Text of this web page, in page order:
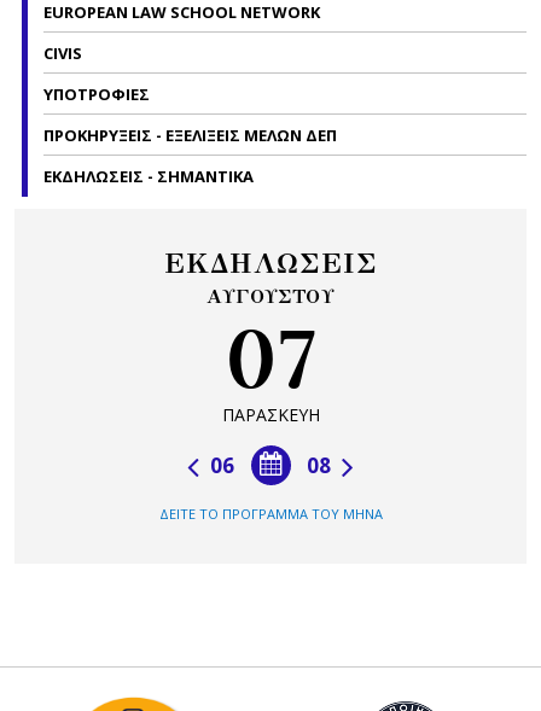
EUROPEAN LAW SCHOOL NETWORK
CIVIS
ΥΠΟΤΡΟΦΙΕΣ
ΠΡΟΚΗΡΥΞΕΙΣ - ΕΞΕΛΙΞΕΙΣ ΜΕΛΩΝ ΔΕΠ
ΕΚΔΗΛΩΣΕΙΣ - ΣΗΜΑΝΤΙΚΑ
ΕΚΔΗΛΩΣΕΙΣ
ΑΥΓΟΥΣΤΟΥ
07
ΠΑΡΑΣΚΕΥΗ
08
06
ΔΕΙΤΕ ΤΟ ΠΡΟΓΡΑΜΜΑ ΤΟΥ ΜΗΝΑ